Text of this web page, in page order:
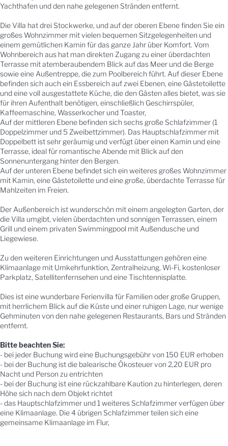
Yachthafen und den nahe gelegenen Stränden entfernt.
Die Villa hat drei Stockwerke, und auf der oberen Ebene finden Sie ein
großes Wohnzimmer mit vielen bequemen Sitzgelegenheiten und
einem gemütlichen Kamin für das ganze Jahr über Komfort. Vom
Wohnbereich aus hat man direkten Zugang zu einer überdachten
Terrasse mit atemberaubendem Blick auf das Meer und die Berge
sowie eine Außentreppe, die zum Poolbereich führt. Auf dieser Ebene
befinden sich auch ein Essbereich auf zwei Ebenen, eine Gästetoilette
und eine voll ausgestattete Küche, die den Gästen alles bietet, was sie
für ihren Aufenthalt benötigen, einschließlich Geschirrspüler,
Kaffeemaschine, Wasserkocher und Toaster,
Auf der mittleren Ebene befinden sich sechs große Schlafzimmer (1
Doppelzimmer und 5 Zweibettzimmer). Das Hauptschlafzimmer mit
Doppelbett ist sehr geräumig und verfügt über einen Kamin und eine
Terrasse, ideal für romantische Abende mit Blick auf den
Sonnenuntergang hinter den Bergen.
Auf der unteren Ebene befindet sich ein weiteres großes Wohnzimmer
mit Kamin, eine Gästetoilette und eine große, überdachte Terrasse für
Mahlzeiten im Freien.
Der Außenbereich ist wunderschön mit einem angelegten Garten, der
die Villa umgibt, vielen überdachten und sonnigen Terrassen, einem
Grill und einem privaten Swimmingpool mit Außendusche und
Liegewiese.
Zu den weiteren Einrichtungen und Ausstattungen gehören eine
Klimaanlage mit Umkehrfunktion, Zentralheizung, Wi-Fi, kostenloser
Parkplatz, Satellitenfernsehen und eine Tischtennisplatte.
Dies ist eine wunderbare Ferienvilla für Familien oder große Gruppen,
mit herrlichem Blick auf die Küste und einer ruhigen Lage, nur wenige
Gehminuten von den nahe gelegenen Restaurants, Bars und Stränden
entfernt.
Bitte beachten Sie:
- bei jeder Buchung wird eine Buchungsgebühr von 150 EUR erhoben
- bei der Buchung ist die balearische Ökosteuer von 2,20 EUR pro
Nacht und Person zu entrichten
- bei der Buchung ist eine rückzahlbare Kaution zu hinterlegen, deren
Höhe sich nach dem Objekt richtet
- das Hauptschlafzimmer und 1 weiteres Schlafzimmer verfügen über
eine Klimaanlage. Die 4 übrigen Schlafzimmer teilen sich eine
gemeinsame Klimaanlage im Flur,